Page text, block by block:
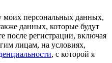
моих персональных данных,
данных, которые будут
после регистрации, включая
лицам, на условиях,
, с которой я